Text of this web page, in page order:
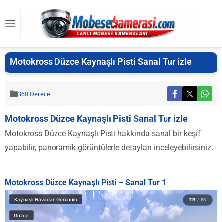
Motokross Düzce Kaynaşlı Pisti Sanal Tur izle
360 Derece
Motokross Düzce Kaynaşlı Pisti Sanal Tur izle
Motokross Düzce Kaynaşlı Pisti hakkında sanal bir keşif
yapabilir, panoramik görüntülerle detayları inceleyebilirsiniz.
Motokross Düzce Kaynaşlı Pisti – Sanal Tur 1